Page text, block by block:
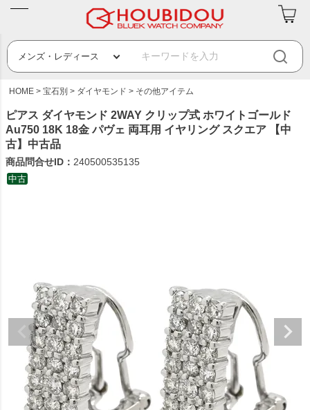
HOME 宝石別 ダイヤモンド その他アイテム
ピアス ダイヤモンド 2WAY クリップ式 ホワイトゴールド
Au750 18K 18金 パヴェ 両耳用 イヤリング スクエア 【中
古】中古品
商品問合せID： 240500535135
中古